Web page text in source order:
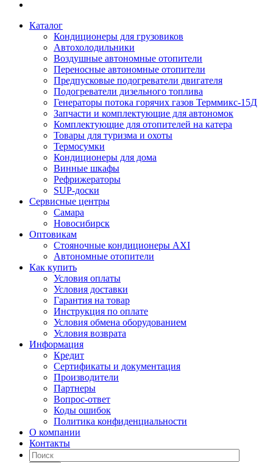
Каталог
Кондиционеры для грузовиков
Автохолодильники
Воздушные автономные отопители
Переносные автономные отопители
Предпусковые подогреватели двигателя
Подогреватели дизельного топлива
Генераторы потока горячих газов Терммикс-15Д
Запчасти и комплектующие для автономок
Комплектующие для отопителей на катера
Товары для туризма и охоты
Термосумки
Кондиционеры для дома
Винные шкафы
Рефрижераторы
SUP-доски
Сервисные центры
Самара
Новосибирск
Оптовикам
Стояночные кондиционеры AXI
Автономные отопители
Как купить
Условия оплаты
Условия доставки
Гарантия на товар
Инструкция по оплате
Условия обмена оборудованием
Условия возврата
Информация
Кредит
Сертификаты и документация
Производители
Партнеры
Вопрос-ответ
Коды ошибок
Политика конфиденциальности
О компании
Контакты